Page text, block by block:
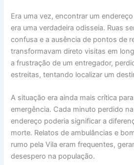
Era uma vez, encontrar um
era uma verdadeira odisseia. Ruas
confusa e a ausência de pontos de
transformavam direto visitas em
a frustração de um entregador,
estreitas, tentando localizar um
A situação era ainda mais crítica
emergência. Cada minuto perdido
endereço poderia significar a
morte. Relatos de ambulâncias e
rumo pela Vila eram frequentes,
desespero na população.